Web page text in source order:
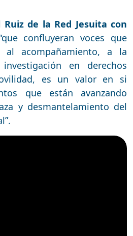
Ruiz de la Red Jesuita con
confluyeran voces que
al acompañamiento, a la
en derechos
es un valor en si
que están avanzando
y desmantelamiento del